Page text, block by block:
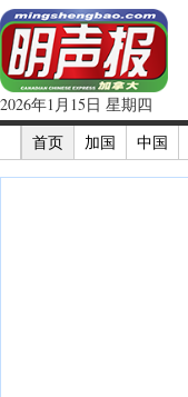
2026年1月15日 星期四
首页
加国 中国